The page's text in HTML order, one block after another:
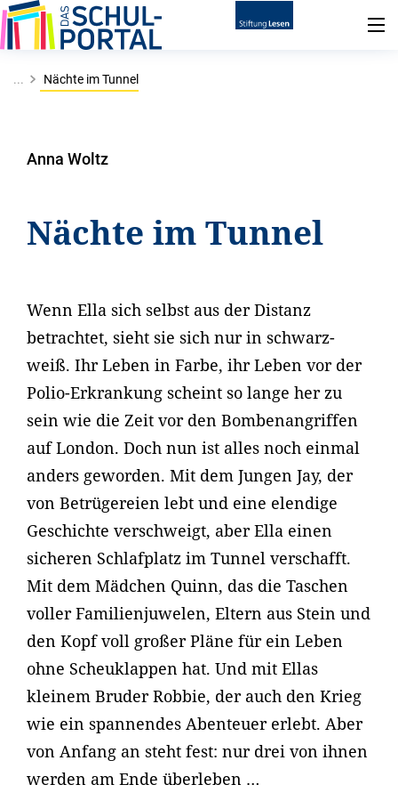
... Nächte im Tunnel
Anna Woltz
Nächte im Tunnel
Wenn Ella sich selbst aus der Distanz
betrachtet, sieht sie sich nur in schwarz-
weiß. Ihr Leben in Farbe, ihr Leben vor der
Polio-Erkrankung scheint so lange her zu
sein wie die Zeit vor den Bombenangriffen
auf London. Doch nun ist alles noch einmal
anders geworden. Mit dem Jungen Jay, der
von Betrügereien lebt und eine elendige
Geschichte verschweigt, aber Ella einen
sicheren Schlafplatz im Tunnel verschafft.
Mit dem Mädchen Quinn, das die Taschen
voller Familienjuwelen, Eltern aus Stein und
den Kopf voll großer Pläne für ein Leben
ohne Scheuklappen hat. Und mit Ellas
kleinem Bruder Robbie, der auch den Krieg
wie ein spannendes Abenteuer erlebt. Aber
von Anfang an steht fest: nur drei von ihnen
werden am Ende überleben …